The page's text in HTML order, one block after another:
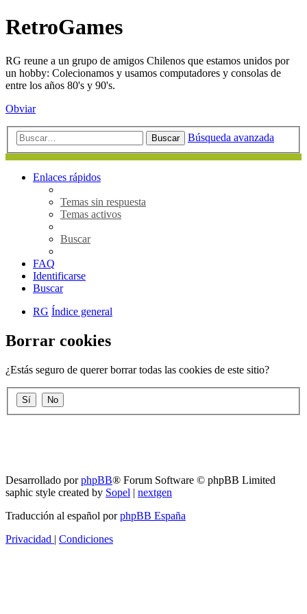
RetroGames
RG reune a un grupo de amigos Chilenos que estamos unidos por
un hobby: Colecionamos y usamos computadores y consolas de
entre los años 80's y 90's.
Obviar
Buscar Búsqueda avanzada
Enlaces rápidos
Temas sin respuesta
Temas activos
Buscar
FAQ
Identificarse
Buscar
RG Índice general
Borrar cookies
¿Estás seguro de querer borrar todas las cookies de este sitio?
Desarrollado porphpBB® Forum Software © phpBB Limited
saphic style created by Sopel | nextgen
Traducción al español porphpBB España
Privacidad | Condiciones